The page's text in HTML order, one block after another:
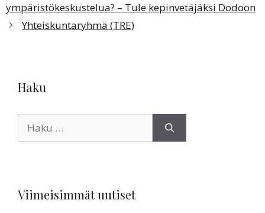
ympäristökeskustelua? – Tule kepinvetäjäksi Dodoon
Yhteiskuntaryhmä (TRE)
Haku
Viimeisimmät uutiset